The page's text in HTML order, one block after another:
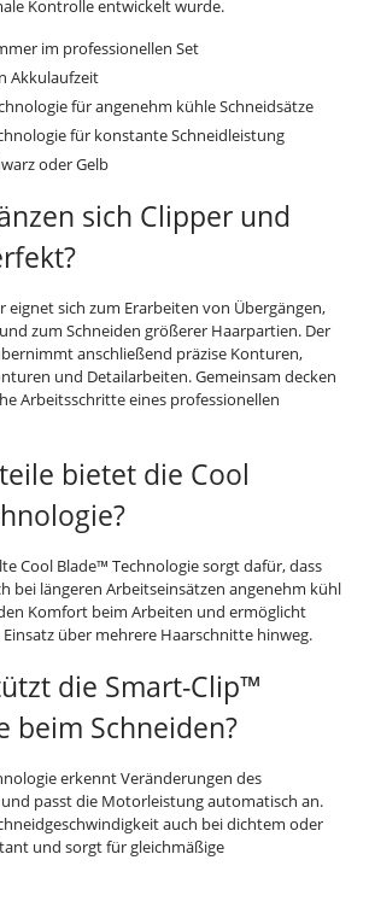
Kontrolle entwickelt wurde.
im professionellen Set
Akkulaufzeit
für angenehm kühle Schneidsätze
für konstante Schneidleistung
oder Gelb
sich Clipper und
eignet sich zum Erarbeiten von Übergängen,
zum Schneiden größerer Haarpartien. Der
anschließend präzise Konturen,
und Detailarbeiten. Gemeinsam decken
Arbeitsschritte eines professionellen
bietet die Cool
Cool Blade™ Technologie sorgt dafür, dass
bei längeren Arbeitseinsätzen angenehm kühl
Komfort beim Arbeiten und ermöglicht
über mehrere Haarschnitte hinweg.
die Smart-Clip™
beim Schneiden?
erkennt Veränderungen des
passt die Motorleistung automatisch an.
auch bei dichtem oder
und sorgt für gleichmäßige